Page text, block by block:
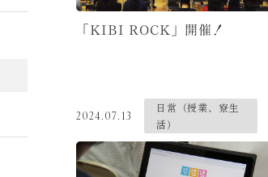
「KIBI ROCK」開催！
2024.07.13
日常（授業、寮生
活）